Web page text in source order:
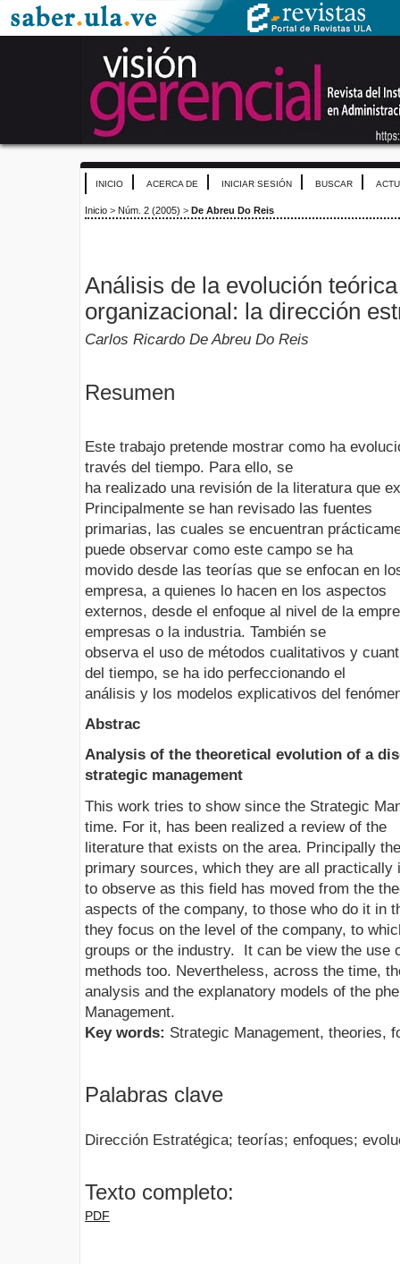
INICIO ACERCA DE INICIAR SESIÓN BUSCAR
Inicio > Núm. 2 (2005) > De Abreu Do Reis
Análisis de la evolución
organizacional: la dirección
Carlos Ricardo De Abreu Do Reis
Resumen
Este trabajo pretende mostrar como ha
través del tiempo. Para ello, se
ha realizado una revisión de la literatura que
Principalmente se han revisado las fuentes
primarias, las cuales se encuentran
puede observar como este campo se ha
movido desde las teorías que se enfocan en
empresa, a quienes lo hacen en los aspectos
externos, desde el enfoque al nivel de la
empresas o la industria. También se
observa el uso de métodos cualitativos y
del tiempo, se ha ido perfeccionando el
análisis y los modelos explicativos del
Abstrac
Analysis of the theoretical evolution of a
strategic management
This work tries to show since the Strategic
time. For it, has been realized a review of the
literature that exists on the area. Principally
primary sources, which they are all practically
to observe as this field has moved from the
aspects of the company, to those who do it in
they focus on the level of the company, to
groups or the industry. It can be view the use
methods too. Nevertheless, across the time,
analysis and the explanatory models of the
Management.
Key words: Strategic Management, theories,
Palabras clave
Dirección Estratégica; teorías; enfoques;
Texto completo:
PDF